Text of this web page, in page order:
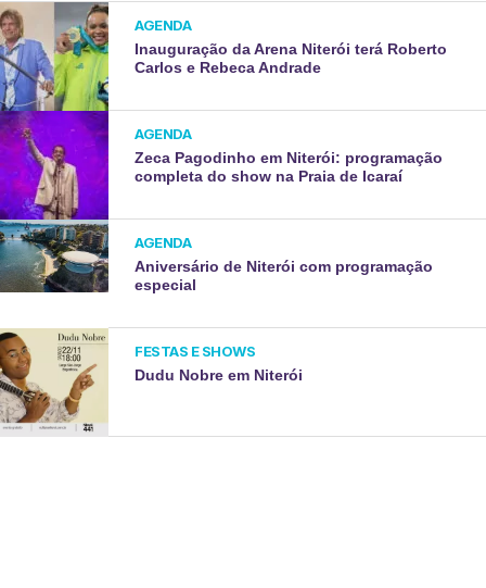
AGENDA
Inauguração da Arena Niterói terá Roberto
Carlos e Rebeca Andrade
AGENDA
Zeca Pagodinho em Niterói: programação
completa do show na Praia de Icaraí
AGENDA
Aniversário de Niterói com programação
especial
FESTAS E SHOWS
Dudu Nobre em Niterói